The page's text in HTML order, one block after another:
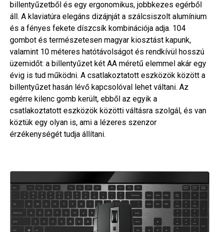
billentyűzetből és egy ergonomikus, jobbkezes egérből
áll. A klaviatúra elegáns dizájnját a szálcsiszolt alumínium
és a fényes fekete díszcsík kombinációja adja. 104
gombot és természetesen magyar kiosztást kapunk,
valamint 10 méteres hatótávolságot és rendkívül hosszú
üzemidőt: a billentyűzet két AA méretű elemmel akár egy
évig is tud működni. A csatlakoztatott eszközök között a
billentyűzet hasán lévő kapcsolóval lehet váltani. Az
egérre kilenc gomb került, ebből az egyik a
csatlakoztatott eszközök közötti váltásra szolgál, és van
köztük egy olyan is, ami a lézeres szenzor
érzékenységét tudja állítani.